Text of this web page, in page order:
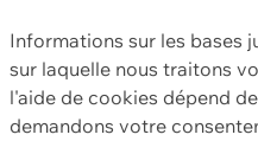
Informations sur les bases
sur laquelle nous traitons
l'aide de cookies dépend
demandons votre